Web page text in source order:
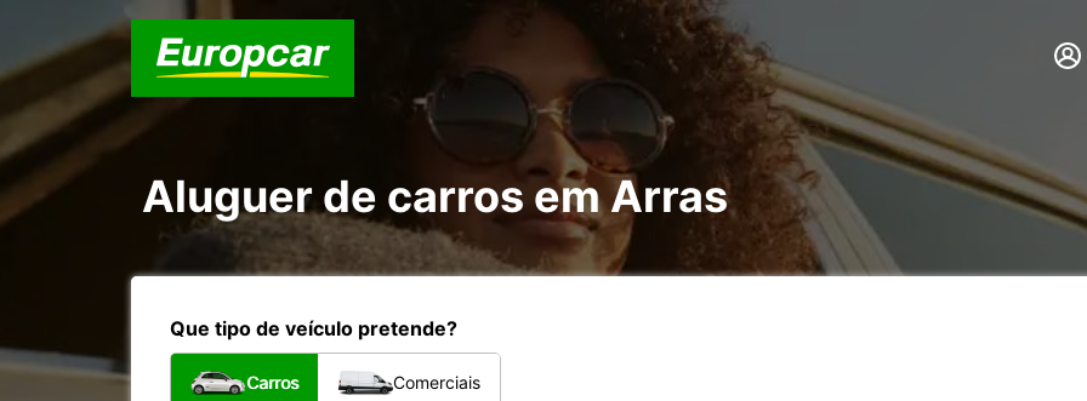
Aluguer de carros em Arras
Que tipo de veículo pretende?
Carros Comerciais